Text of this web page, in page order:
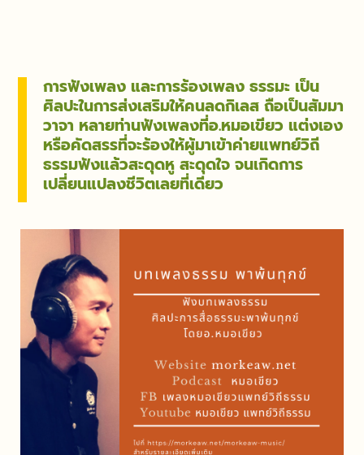
การฟังเพลง และการร้องเพลง ธรรมะ เป็น
ศิลปะในการส่งเสริมให้คนลดกิเลส ถือเป็นสัมมา
วาจา หลายท่านฟังเพลงที่อ.หมอเขียว แต่งเอง
หรือคัดสรรที่จะร้องให้ผู้มาเข้าค่ายแพทย์วิถี
ธรรมฟังแล้วสะดุดหู สะดุดใจ จนเกิดการ
เปลี่ยนแปลงชีวิตเลยที่เดียว